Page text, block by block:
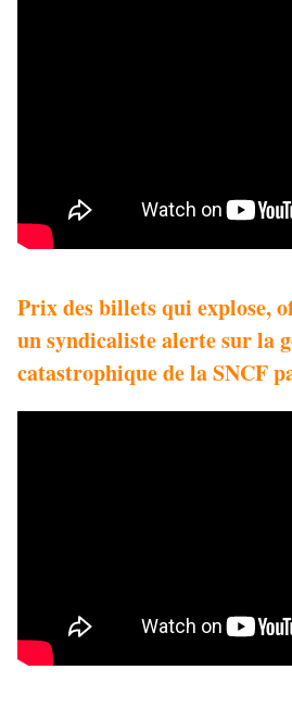
Prix des billets qui explose,
un syndicaliste alerte sur la
catastrophique de la SNCF